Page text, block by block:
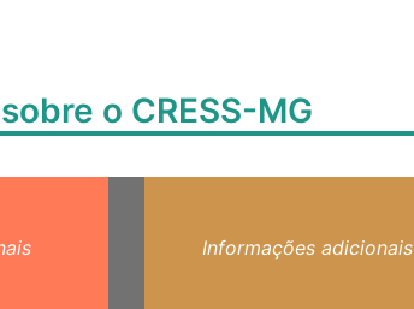
o CRESS-MG
Informações adicionais